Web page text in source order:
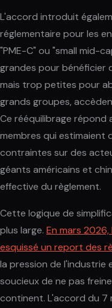
L'accord introduit
réglementaire pour les
"PME-C" ou "small mid-
grandes pour bénéficier
mais trop petites pour
grands groupes,
Ce rééquilibrage répond
membres qui estimaient
contraintes sur des
géants américains et
effective du règlement.
Cette logique de
plus large. En mars
esquissé un report des
la pression de l'industrie
soucieux de ne pas
continent. L'accord du